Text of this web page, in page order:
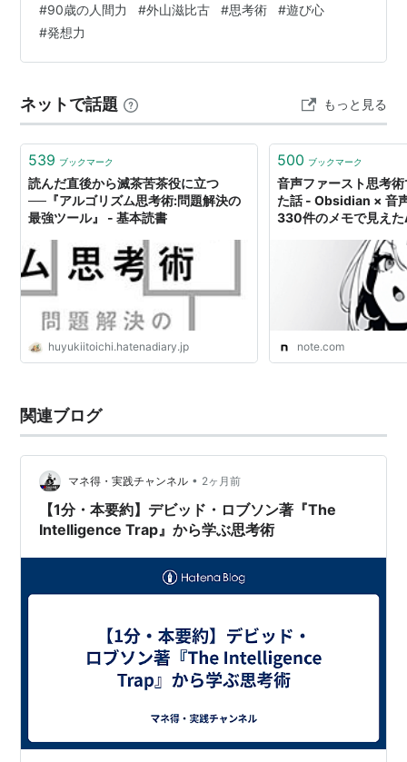
「知らない」「忘れる」「遊ぶ」姿勢を持つことで、思
考に余白が生まれ、新しい発想や創造性が育ちます。変
化を恐れず、自分を更新し続けることが、年齢に関係な
す。 こんな経験ありませんか？・「最近、考え方が固く
なってきた気がする」・「同じ毎日の繰り返し…
#90歳の人間力 #外山滋比古 #思考術 #遊び心
#発想力
ネットで話題 もっと見る
539 ブックマーク
読んだ直後から滅茶苦茶役に立つ
──『アルゴリズム思考術:問題解決の
最強ツール』 - 基本読書
huyukiitoichi.hatenadiary.jp
500 ブックマーク
音声ファースト思考
た話 - Obsidian × 音
330件のメモで見え
note.com
関連ブログ
マネ得・実践チャンネル • 2ヶ月前
【1分・本要約】デビッド・ロブソン著『The
Intelligence Trap』から学ぶ思考術